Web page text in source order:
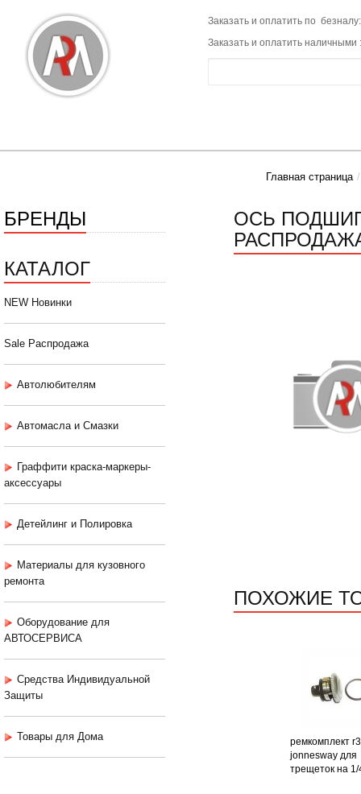
Заказать и оплатить по
Заказать и оплатить наличными
Главная страница
БРЕНДЫ
КАТАЛОГ
NEW Новинки
Sale Распродажа
Автолюбителям
Автомасла и Смазки
Граффити краска-маркеры-
аксессуары
Детейлинг и Полировка
Материалы для кузовного
ремонта
Оборудование для
АВТОСЕРВИСА
Средства Индивидуальной
Защиты
Товары для Дома
ОСЬ
ПОХОЖИЕ
ремкомплект
jonnesway для
трещеток на 1/